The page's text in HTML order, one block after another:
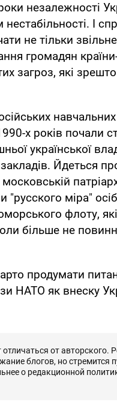
роки незалежності
І
не тільки
громадян
загроз, які
навчальних
х років почали
української
Йдеться
міра"
флоту,
більше не
продумати
НАТО як внеску
от авторского.
блогов, но стремится
о редакционной